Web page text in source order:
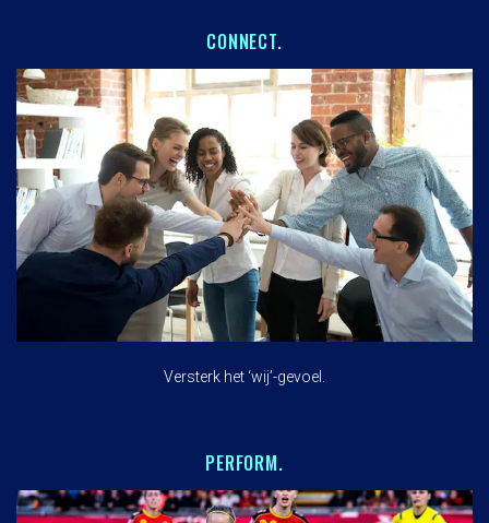
CONNECT.
Versterk het ‘wij’-gevoel.
PERFORM.